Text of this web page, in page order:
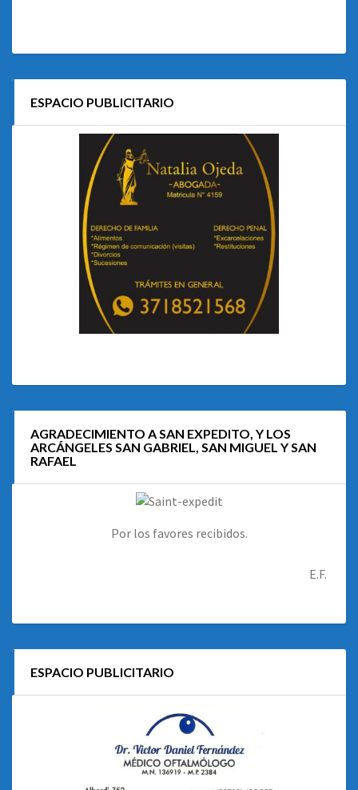
ESPACIO PUBLICITARIO
AGRADECIMIENTO A SAN EXPEDITO, Y LOS
ARCÁNGELES SAN GABRIEL, SAN MIGUEL Y SAN
RAFAEL
Por los favores recibidos.
E.F.
ESPACIO PUBLICITARIO